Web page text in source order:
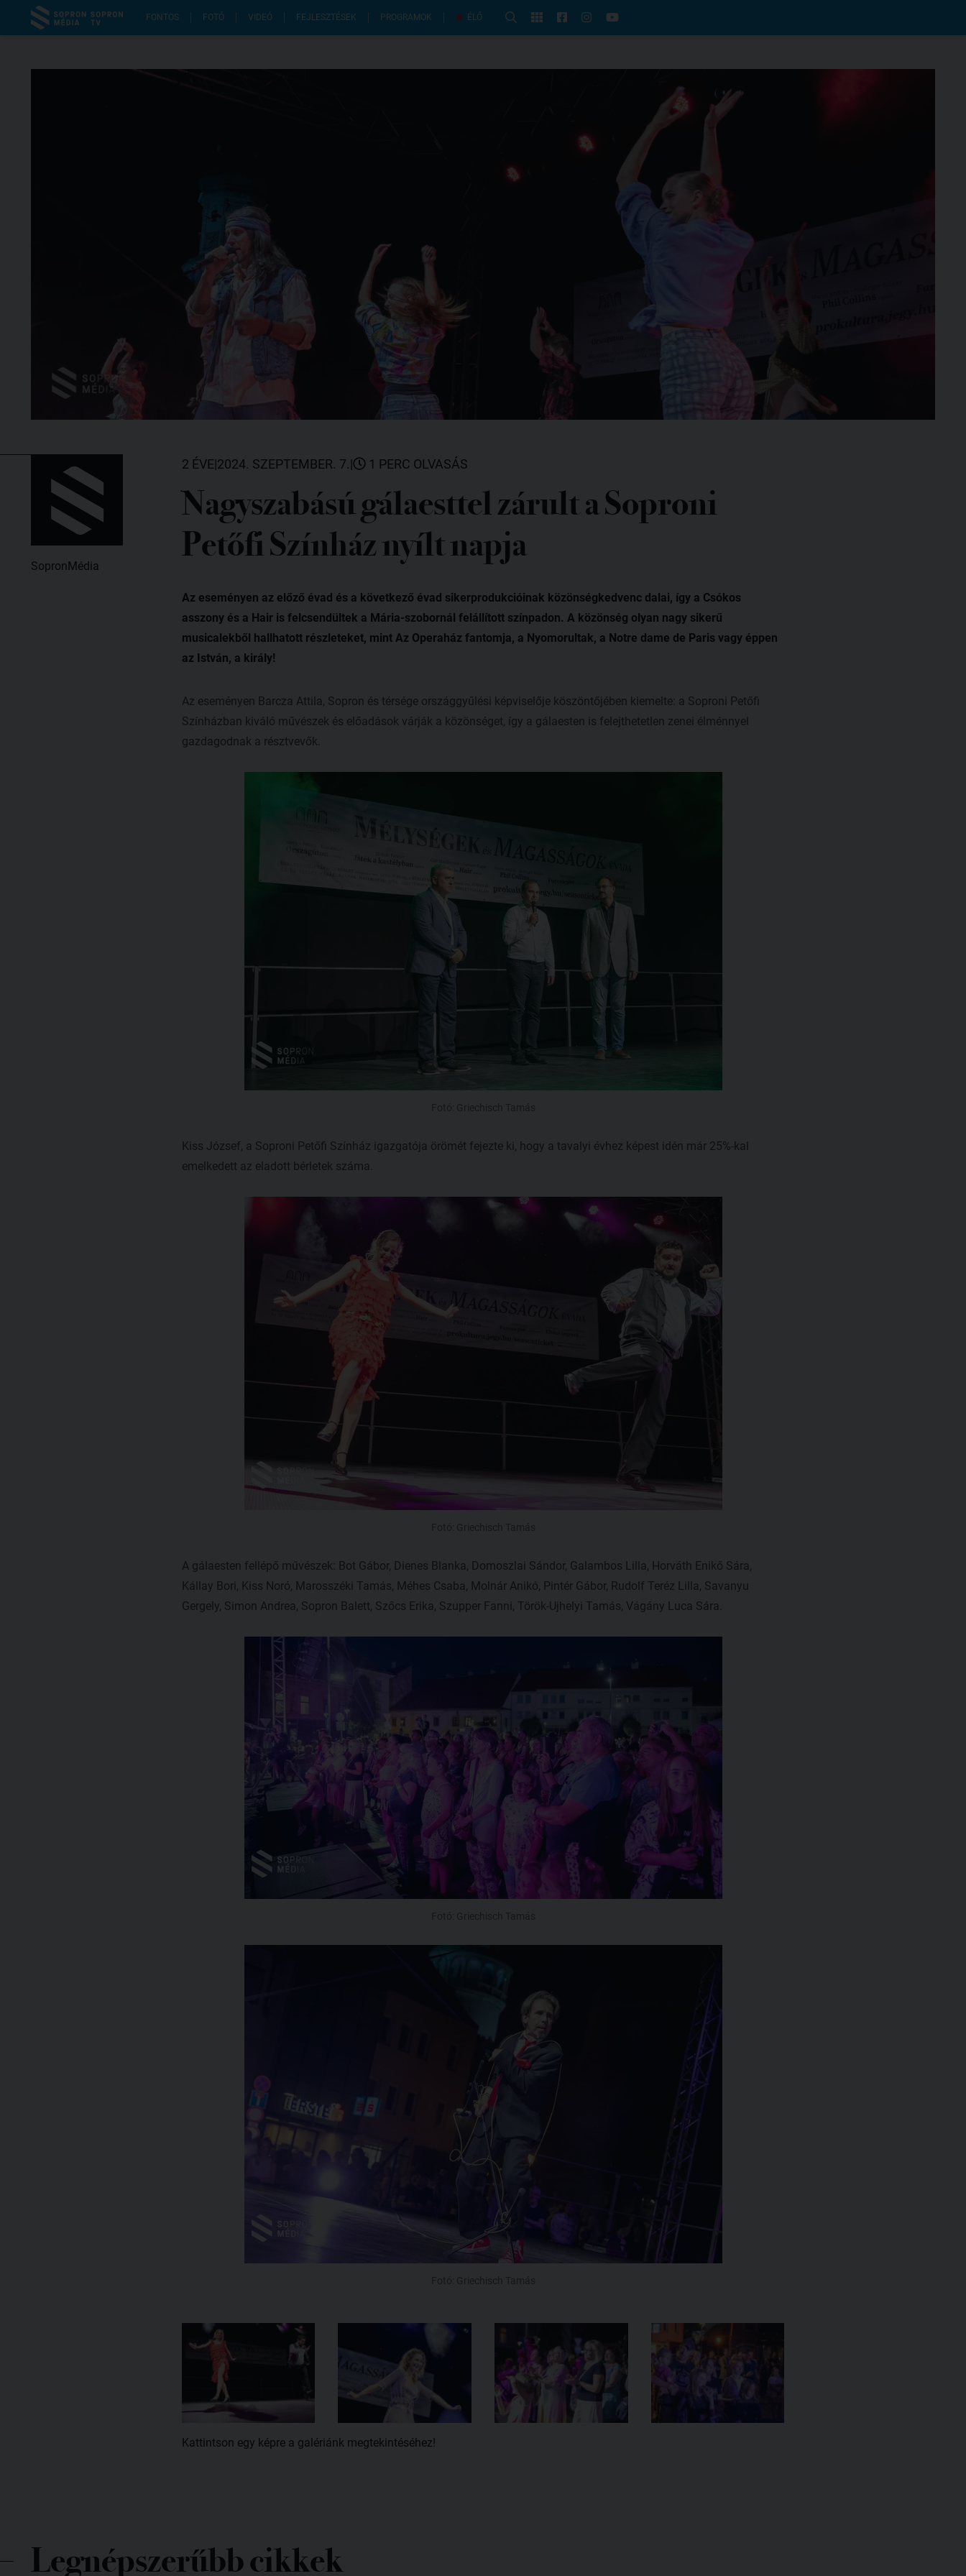
FONTOS FOTÓ VIDEÓ FEJLESZTÉSEK PROGRAMOK ÉLŐ
SopronMédia
2 ÉVE|2024. SZEPTEMBER. 7.| 1 PERC OLVASÁS
Nagyszabású gálaesttel zárult a Soproni
Petőfi Színház nyílt napja
Az eseményen az előző évad és a következő évad sikerprodukcióinak közönségkedvenc dalai, így a Csókos
asszony és a Hair is felcsendültek a Mária-szobornál felállított színpadon. A közönség olyan nagy sikerű
musicalekből hallhatott részleteket, mint Az Operaház fantomja, a Nyomorultak, a Notre dame de Paris vagy éppen
az István, a király!
Az eseményen Barcza Attila, Sopron és térsége országgyűlési képviselője köszöntőjében kiemelte: a Soproni Petőfi
Színházban kiváló művészek és előadások várják a közönséget, így a gálaesten is felejthetetlen zenei élménnyel
gazdagodnak a résztvevők.
Kiss József, a Soproni Petőfi Színház igazgatója örömét fejezte ki, hogy a tavalyi évhez képest idén már 25%-kal
emelkedett az eladott bérletek száma.
A gálaesten fellépő művészek: Bot Gábor, Dienes Blanka, Domoszlai Sándor, Galambos Lilla, Horváth Enikő Sára,
Kállay Bori, Kiss Noró, Marosszéki Tamás, Méhes Csaba, Molnár Anikó, Pintér Gábor, Rudolf Teréz Lilla, Savanyu
Gergely, Simon Andrea, Sopron Balett, Szőcs Erika, Szupper Fanni, Török-Ujhelyi Tamás, Vágány Luca Sára.
Kattintson egy képre a galériánk megtekintéséhez!
Legnépszerűbb cikkek